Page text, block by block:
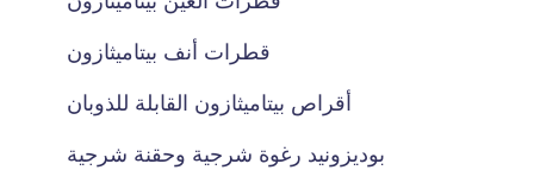
قطرات أنف بيتاميثازون
أقراص بيتاميثازون القابلة للذوبان
بوديزونيد رغوة شرجية وحقنة شرجية